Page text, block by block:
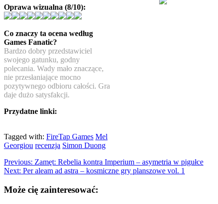
Oprawa wizualna (8/10):
Co znaczy ta ocena według
Games Fanatic?
Bardzo dobry przedstawiciel
swojego gatunku, godny
polecania. Wady mało znaczące,
nie przesłaniające mocno
pozytywnego odbioru całości. Gra
daje dużo satysfakcji.
Przydatne linki:
Tagged with: FireTap Games Mel
Georgiou recenzja Simon Duong
Previous: Zamęt: Rebelia kontra Imperium – asymetria w pigułce
Next: Per aleam ad astra – kosmiczne gry planszowe vol. 1
Może cię zainteresować: